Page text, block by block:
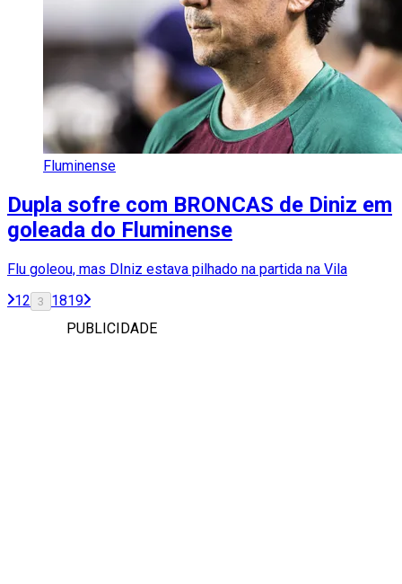
Fluminense
Dupla sofre com BRONCAS de Diniz em
goleada do Fluminense
Flu goleou, mas DIniz estava pilhado na partida na Vila
12 3 1819
PUBLICIDADE